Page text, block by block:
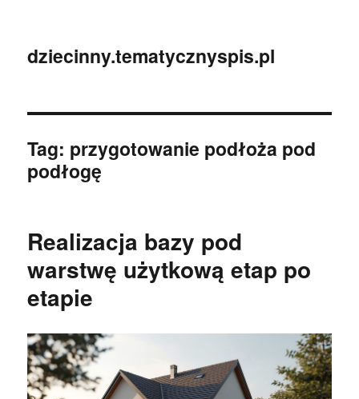
dziecinny.tematycznyspis.pl
Tag: przygotowanie podłoża pod
podłogę
Realizacja bazy pod
warstwę użytkową etap po
etapie